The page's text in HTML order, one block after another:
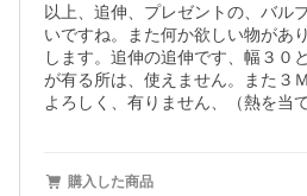
以上、追伸、プレゼントの、バル
いですね。また何か欲しい物があ
します。追伸の追伸です、幅３０
が有る所は、使えません。また３
よろしく、有りません、（熱を当
購入した商品